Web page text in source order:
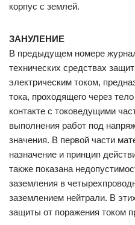
корпус с землей.
ЗАНУЛЕНИЕ
В предыдущем номере
технических средствах
электрическим током,
тока, проходящего через
контакте с токоведущими
выполнения работ под
значения. В первой части
назначение и принцип
также показана
заземления в
заземлением нейтрали. В
защиты от поражения током